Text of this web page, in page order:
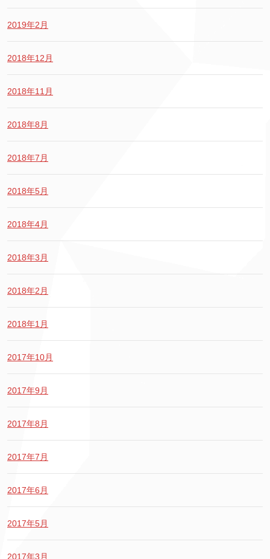
2019年2月
2018年12月
2018年11月
2018年8月
2018年7月
2018年5月
2018年4月
2018年3月
2018年2月
2018年1月
2017年10月
2017年9月
2017年8月
2017年7月
2017年6月
2017年5月
2017年3月